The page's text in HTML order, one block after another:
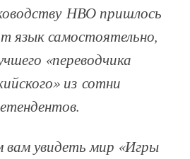
НВО пришлось
язык самостоятельно,
«переводчика
из сотни
вам увидеть мир «Игры